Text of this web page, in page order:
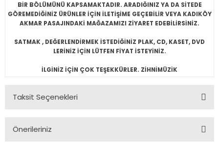
BİR BÖLÜMÜNÜ KAPSAMAKTADIR. ARADIĞINIZ YA DA SİTEDE
GÖREMEDİĞİNİZ ÜRÜNLER İÇİN İLETİŞİME GEÇEBİLİR VEYA KADIKÖY
AKMAR PASAJINDAKİ MAĞAZAMIZI ZİYARET EDEBİLİRSİNİZ.
SATMAK , DEĞERLENDİRMEK İSTEDİĞİNİZ PLAK, CD, KASET, DVD
LERİNİZ İÇİN LÜTFEN FİYAT İSTEYİNİZ.
İLGİNİZ İÇİN ÇOK TEŞEKKÜRLER. ZİHNİMÜZİK
Taksit Seçenekleri
Önerileriniz